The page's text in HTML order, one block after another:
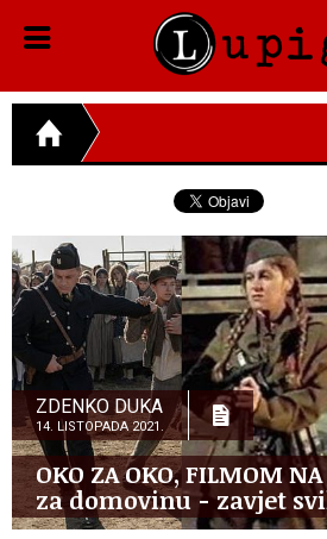
ZDENKO DUKA
14. LISTOPADA 2021.
OKO ZA OKO, FILMOM
za domovinu - zavjet